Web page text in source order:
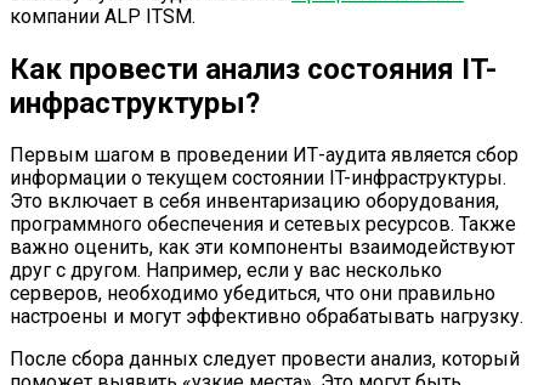
компании ALP ITSM.
Как провести анализ состояния IT-
инфраструктуры?
Первым шагом в проведении ИТ-аудита является сбор
информации о текущем состоянии IT-инфраструктуры.
Это включает в себя инвентаризацию оборудования,
программного обеспечения и сетевых ресурсов. Также
важно оценить, как эти компоненты взаимодействуют
друг с другом. Например, если у вас несколько
серверов, необходимо убедиться, что они правильно
настроены и могут эффективно обрабатывать нагрузку.
После сбора данных следует провести анализ, который